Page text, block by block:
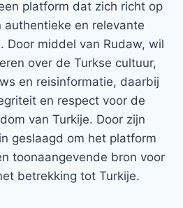
platform dat zich richt op
authentieke en relevante
Door middel van Rudaw, wil
over de Turkse cultuur,
en reisinformatie, daarbij
en respect voor de
van Turkije. Door zijn
geslaagd om het platform
toonaangevende bron voor
betrekking tot Turkije.